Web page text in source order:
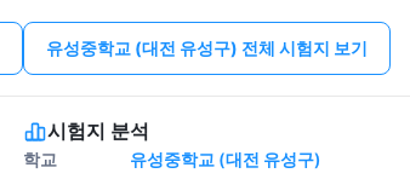
유성중학교 (대전 유성구) 전체 시험지 보기
시험지 분석
학교
유성중학교 (대전 유성구)